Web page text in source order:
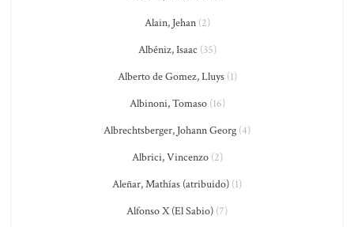
Alain, Jehan(2)
Albéniz, Isaac (35)
Alberto de Gomez, Lluys(1)
Albinoni, Tomaso(16)
Albrechtsberger, Johann Georg (4)
Albrici, Vincenzo(2)
Aleñar, Mathías (atribuido) (1)
Alfonso X (El Sabio) (7)